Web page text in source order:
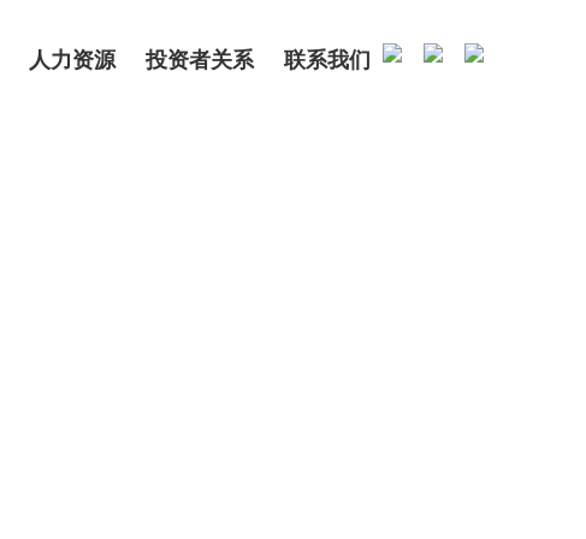
人力资源 投资者关系 联系我们